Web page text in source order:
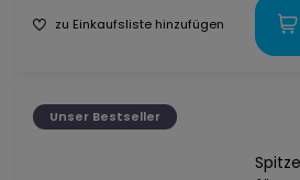
zu Einkaufsliste hinzufügen
Unser Bestseller